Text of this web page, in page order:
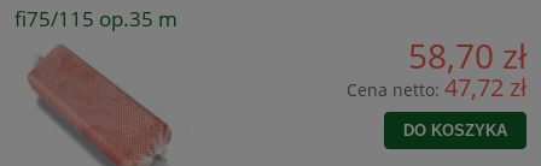
fi75/115 op.35 m
58,70 zł
Cena netto: 47,72 zł
DO KOSZYKA